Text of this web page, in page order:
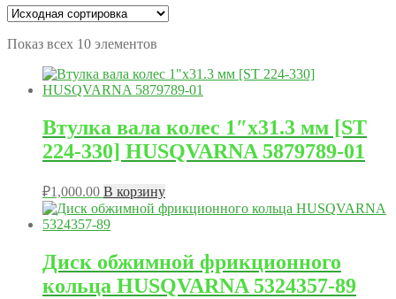
Показ всех 10 элементов
Втулка вала колес 1″х31.3 мм [ST
224-330] HUSQVARNA 5879789-01
₽1,000.00 В корзину
Диск обжимной фрикционного
кольца HUSQVARNA 5324357-89